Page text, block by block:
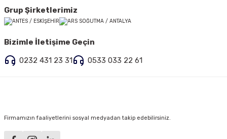
Grup Şirketlerimiz
Bizimle İletişime Geçin
0232 431 23 31
0533 033 22 61
Firmamızın faaliyetlerini sosyal medyadan takip edebilirsiniz.